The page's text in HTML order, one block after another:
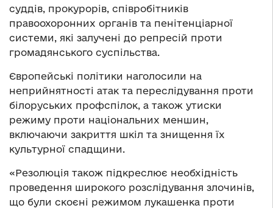
суддів, прокурорів, співробітників
правоохоронних органів та пенітенціарної
системи, які залучені до репресій проти
громадянського суспільства.
Європейські політики наголосили на
неприйнятності атак та переслідування проти
білоруських профспілок, а також утиски
режиму проти національних меншин,
включаючи закриття шкіл та знищення їх
культурної спадщини.
«Резолюція також підкреслює необхідність
проведення широкого розслідування злочинів,
що були скоєні режимом лукашенка проти